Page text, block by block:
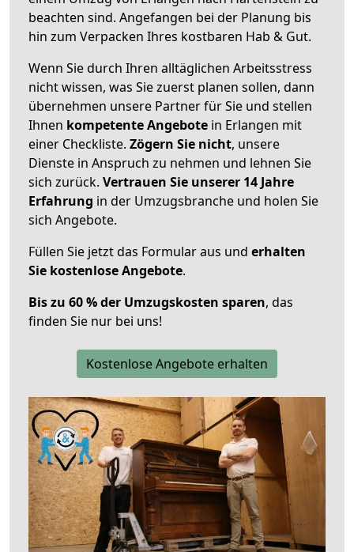
beachten sind. Angefangen bei der Planung bis
hin zum Verpacken Ihres kostbaren Hab & Gut.
Wenn Sie durch Ihren alltäglichen Arbeitsstress
nicht wissen, was Sie zuerst planen sollen, dann
übernehmen unsere Partner für Sie und stellen
Ihnen kompetente Angebote in Erlangen mit
einer Checkliste. Zögern Sie nicht, unsere
Dienste in Anspruch zu nehmen und lehnen Sie
sich zurück. Vertrauen Sie unserer 14 Jahre
Erfahrung in der Umzugsbranche und holen Sie
sich Angebote.
Füllen Sie jetzt das Formular aus und erhalten
Sie kostenlose Angebote.
Bis zu 60 % der Umzugskosten sparen, das
finden Sie nur bei uns!
Kostenlose Angebote erhalten